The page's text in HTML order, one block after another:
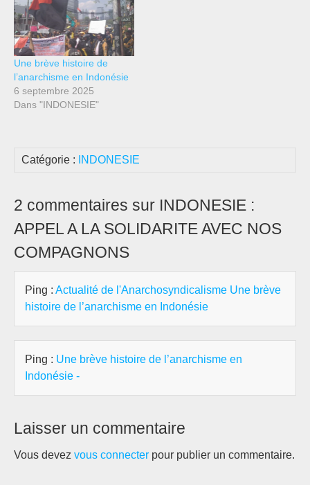
Une brève histoire de
l’anarchisme en Indonésie
6 septembre 2025
Dans "INDONESIE"
Catégorie : INDONESIE
2 commentaires sur INDONESIE :
APPEL A LA SOLIDARITE AVEC NOS
COMPAGNONS
Ping : Actualité de l'Anarchosyndicalisme Une brève
histoire de l’anarchisme en Indonésie
Ping : Une brève histoire de l’anarchisme en
Indonésie -
Laisser un commentaire
Vous devez vous connecter pour publier un commentaire.